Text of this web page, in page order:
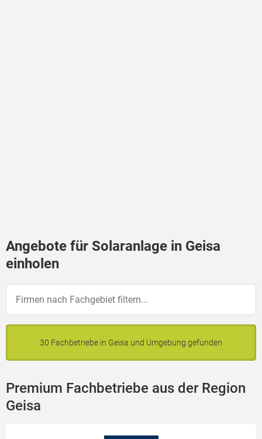
Angebote für Solaranlage in Geisa
einholen
30 Fachbetriebe in Geisa und Umgebung gefunden
Premium Fachbetriebe aus der Region
Geisa